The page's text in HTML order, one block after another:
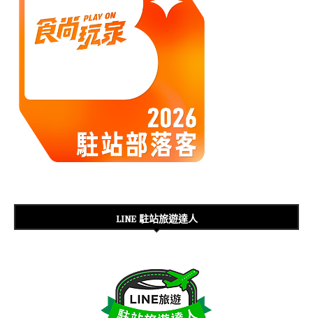
LINE 駐站旅遊達人